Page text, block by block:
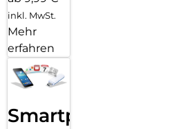
inkl. MwSt.
Mehr
erfahren
Smartphone